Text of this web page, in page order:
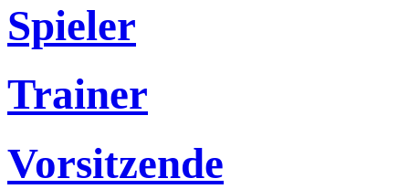
Spieler
Trainer
Vorsitzende